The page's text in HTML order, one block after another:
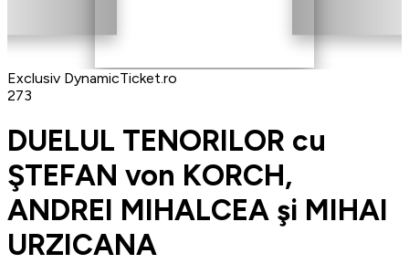
Exclusiv DynamicTicket.ro
273
DUELUL TENORILOR cu
ŞTEFAN von KORCH,
ANDREI MIHALCEA şi MIHAI
URZICANA